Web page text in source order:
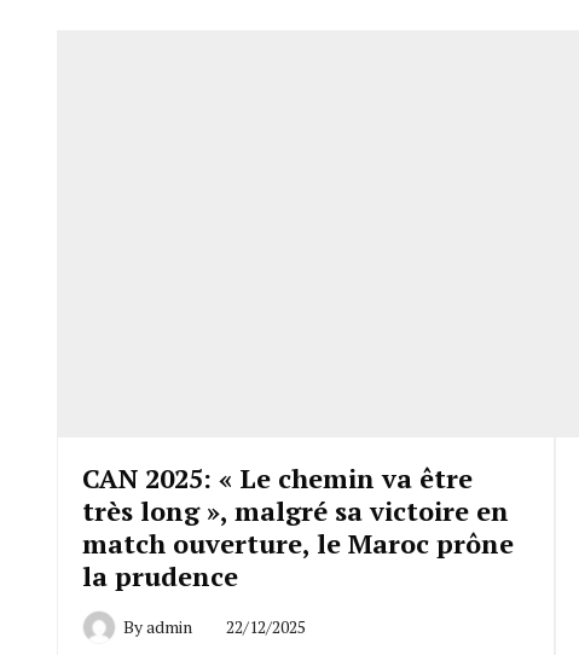
CAN 2025: « Le chemin va être
très long », malgré sa victoire en
match ouverture, le Maroc prône
la prudence
Byadmin 22/12/2025